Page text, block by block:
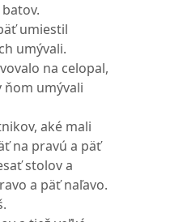
umiestil
umývali.
na celopal,
ňom umývali
aké mali
na pravú a päť
stolov a
a päť naľavo.